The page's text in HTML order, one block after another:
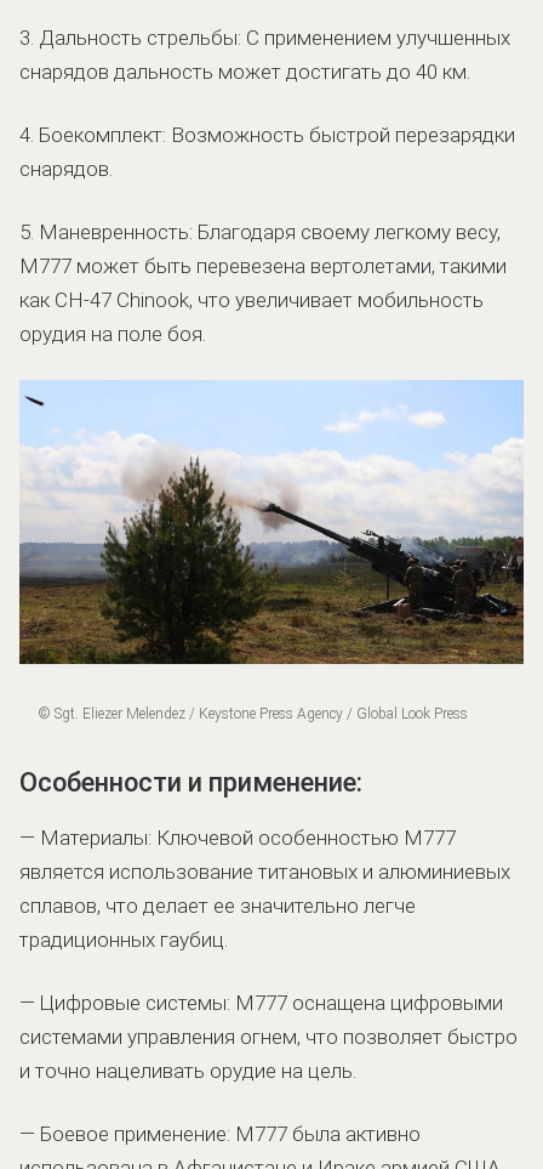
3. Дальность стрельбы: С применением улучшенных
снарядов дальность может достигать до 40 км.
4. Боекомплект: Возможность быстрой перезарядки
снарядов.
5. Маневренность: Благодаря своему легкому весу,
M777 может быть перевезена вертолетами, такими
как CH-47 Chinook, что увеличивает мобильность
орудия на поле боя.
© Sgt. Eliezer Melendez / Keystone Press Agency / Global Look Press
Особенности и применение:
— Материалы: Ключевой особенностью M777
является использование титановых и алюминиевых
сплавов, что делает ее значительно легче
традиционных гаубиц.
— Цифровые системы: M777 оснащена цифровыми
системами управления огнем, что позволяет быстро
и точно нацеливать орудие на цель.
— Боевое применение: M777 была активно